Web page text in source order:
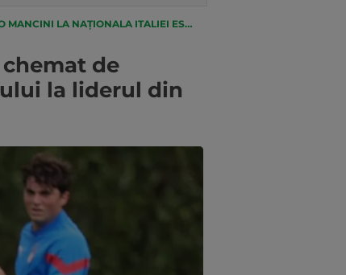
ESTE OMUL MOMENTULUI LA LIDERUL DIN SERIE B
de
la liderul din